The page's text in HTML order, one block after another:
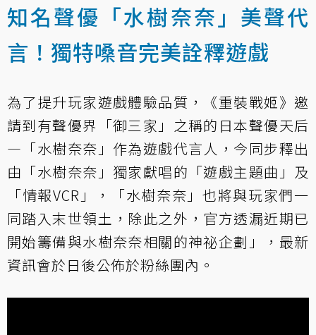
知名聲優「水樹奈奈」美聲代
言！獨特嗓音完美詮釋遊戲
為了提升玩家遊戲體驗品質，《重裝戰姬》邀
請到有聲優界「御三家」之稱的日本聲優天后
—「水樹奈奈」作為遊戲代言人，今同步釋出
由「水樹奈奈」獨家獻唱的「遊戲主題曲」及
「情報VCR」，「水樹奈奈」也將與玩家們一
同踏入末世領土，除此之外，官方透漏近期已
開始籌備與水樹奈奈相關的神祕企劃」，最新
資訊會於日後公佈於粉絲團內。